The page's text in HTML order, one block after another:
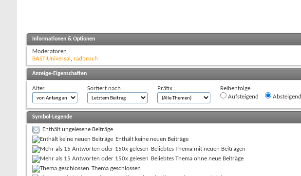
Informationen & Optionen
Moderatoren
BASTIUniversal , radbruch
Anzeige-Eigenschaften
Alter Sortiert nach Präfix
Reihenfolge
Aufsteigend
Absteigend
Symbol-Legende
Enthält ungelesene Beiträge
Enthält keine neuen Beiträge
Beliebtes Thema mit neuen Beiträgen
Beliebtes Thema ohne neue Beiträge
Thema geschlossen